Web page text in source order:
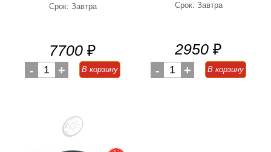
Срок: Завтра
7700 ₽
- 1 + В корзину
Срок: Завтра
2950 ₽
- 1 + В корзину